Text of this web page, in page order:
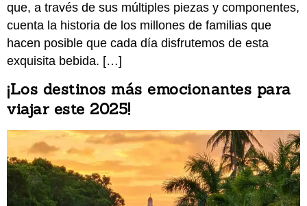
que, a través de sus múltiples piezas y componentes,
cuenta la historia de los millones de familias que
hacen posible que cada día disfrutemos de esta
exquisita bebida. […]
¡Los destinos más emocionantes para
viajar este 2025!